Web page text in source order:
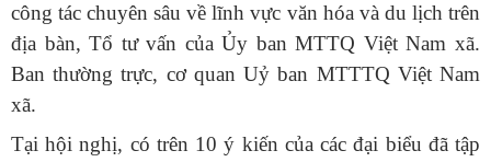
công tác chuyên sâu về lĩnh vực văn hóa và du lịch trên
địa bàn, Tổ tư vấn của Ủy ban MTTQ Việt Nam xã.
Ban thường trực, cơ quan Uỷ ban MTTTQ Việt Nam
xã.
Tại hội nghị, có trên 10 ý kiến của các đại biểu đã tập